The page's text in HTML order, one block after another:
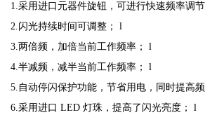
1.采用进口元器件旋钮，可进行快速频率调
2.闪光持续时间可调整；l
3.两倍频，加倍当前工作频率；l
4.半减频，减半当前工作频率；l
5.自动停闪保护功能，节省用电，同时提高
6.采用进口 LED 灯珠，提高了闪光亮度；l